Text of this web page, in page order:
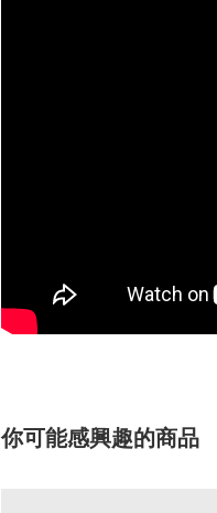
你可能感興趣的商品